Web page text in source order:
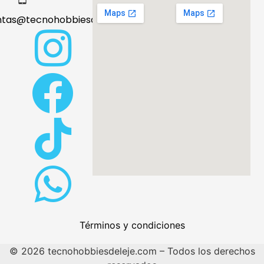
Términos y condiciones
© 2026 tecnohobbiesdeleje.com – Todos los derechos